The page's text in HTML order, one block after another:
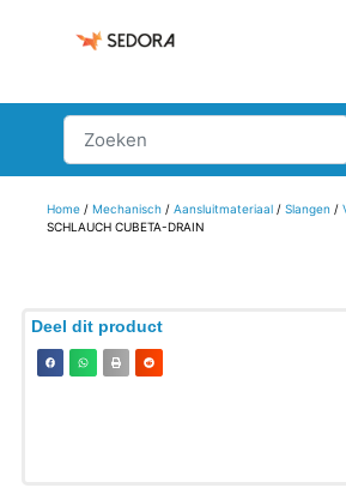
Home/ Mechanisch/ Aansluitmateriaal/ Slangen /
SCHLAUCH CUBETA-DRAIN
Deel dit product